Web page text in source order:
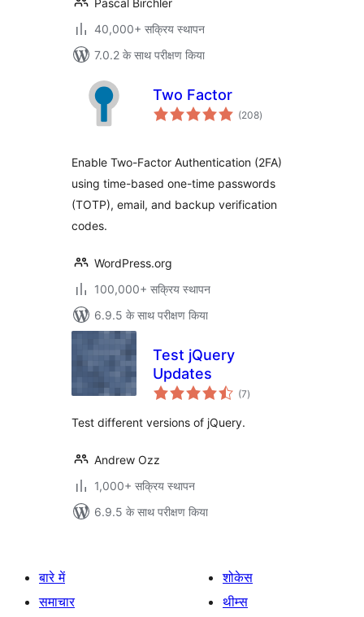
Pascal Birchler
40,000+ सक्रिय स्थापन
7.0.2 के साथ परीक्षण किया
Two Factor
(208कुल
दर)
Enable Two-Factor Authentication (2FA)
using time-based one-time passwords
(TOTP), email, and backup verification
codes.
WordPress.org
100,000+ सक्रिय स्थापन
6.9.5 के साथ परीक्षण किया
Test jQuery
Updates
(7कुल
दर)
Test different versions of jQuery.
Andrew Ozz
1,000+ सक्रिय स्थापन
6.9.5 के साथ परीक्षण किया
बारे में
समाचार
शोकेस
थीम्स